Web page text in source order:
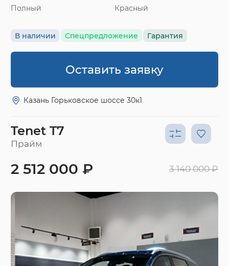
Полный
Красный
В наличии Спецпредложение Гарантия
Оставить заявку
Казань Горьковское шоссе 30к1
Tenet T7
Прайм
2 512 000 ₽ 3 140 000 ₽